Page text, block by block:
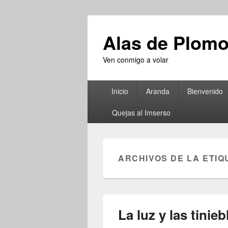
Alas de Plomo
Ven conmigo a volar
principalInicio Aranda Bienvenido
Quejas al Imserso
ARCHIVOS DE LA
La luz y las